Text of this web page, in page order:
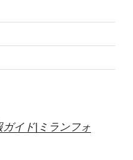
イド|ミランフォ